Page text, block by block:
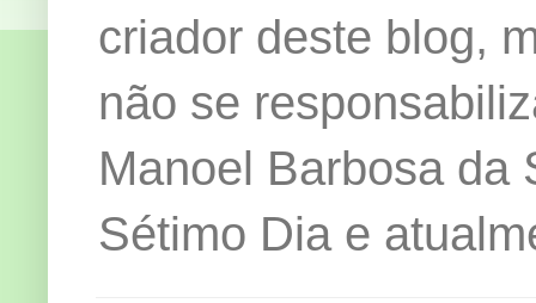
criador deste blog,
não se
Manoel Barbosa da
Sétimo Dia e